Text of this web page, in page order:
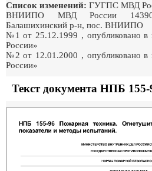
Список изменений: ГУГПС МВД
ВНИИПО МВД России
Балашихинский р-н, пос. ВНИИПО
№1 от 25.12.1999 , опубликовано
России»
№2 от 12.01.2000 , опубликовано
России»
Текст документа НПБ 155-